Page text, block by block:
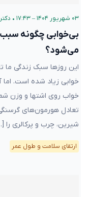
۰۳ شهریور ۱۴۰۴ – ۱۷:۴۳ •
بی‌خوابی چگونه سبب
می‌شود؟
این روزها سبک زندگی
خوابی زیاد شده است.
خواب روی اشتها و وزن
تعادل هورمون‌های
شیرین، چرب و پرکالری را
ارتقای سلامت و طول عمر